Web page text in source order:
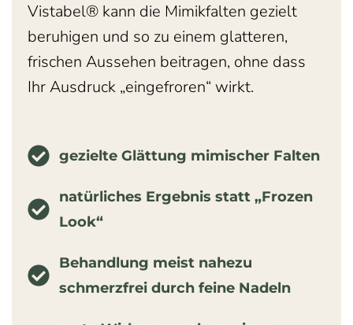
Vistabel® kann die Mimikfalten gezielt
beruhigen und so zu einem glatteren,
frischen Aussehen beitragen, ohne dass
Ihr Ausdruck „eingefroren“ wirkt.
gezielte Glättung mimischer Falten
natürliches Ergebnis statt „Frozen
Look“
Behandlung meist nahezu
schmerzfrei durch feine Nadeln